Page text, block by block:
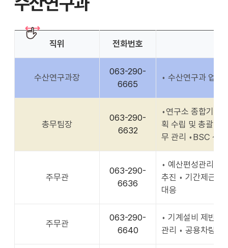
직위 전화번호
수산연구과장
063-290-
6665
◦ 수산연구과 업무
총무팀장
063-290-
6632
◦연구소 종합기획
획 수립 및 총괄업
무 관리 ◦BSC 성
주무관
063-290-
6636
◦ 예산편성관리 및
추진 ◦ 기간제근로
대응
주무관
063-290-
6640
◦ 기계설비 제반
관리 ◦ 공용차량